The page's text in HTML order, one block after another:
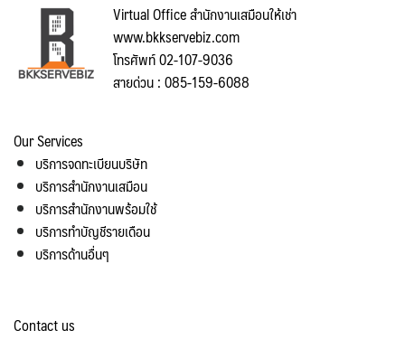
Virtual Office สำนักงานเสมือนให้เช่า
www.bkkservebiz.com
โทรศัพท์ 02-107-9036
สายด่วน : 085-159-6088
Our Services
บริการจดทะเบียนบริษัท
บริการสำนักงานเสมือน
บริการสำนักงานพร้อมใช้
บริการทำบัญชีรายเดือน
บริการด้านอื่นๆ
Contact us